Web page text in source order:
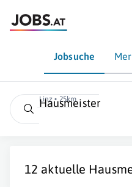
Jobsuche
Linz • 25km
Hausmeister
12 aktuelle